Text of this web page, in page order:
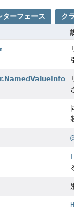
ターフェース ク